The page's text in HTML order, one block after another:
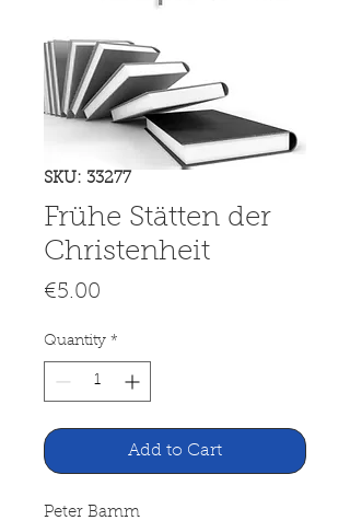
SKU: 33277
Frühe Stätten der
Christenheit
€5.00
Quantity *
Add to Cart
Peter Bamm